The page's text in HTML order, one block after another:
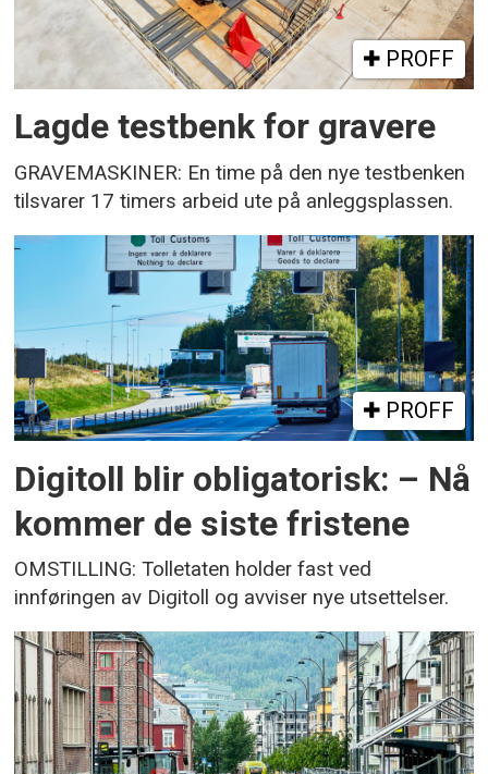
PROFF
Lagde testbenk for gravere
GRAVEMASKINER: En time på den nye testbenken
tilsvarer 17 timers arbeid ute på anleggsplassen.
PROFF
Digitoll blir obligatorisk: – Nå
kommer de siste fristene
OMSTILLING: Tolletaten holder fast ved
innføringen av Digitoll og avviser nye utsettelser.